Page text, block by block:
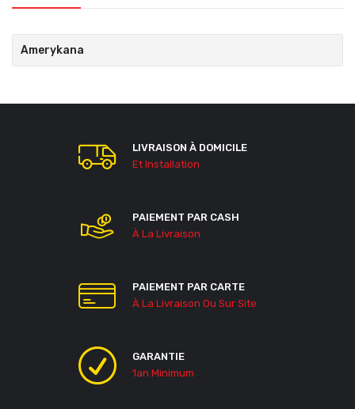
Amerykana
LIVRAISON À DOMICILE
Et Installation
PAIEMENT PAR CASH
À La Livraison
PAIEMENT PAR CARTE
À La Livraison Ou Sur Site
GARANTIE
1an Minimum